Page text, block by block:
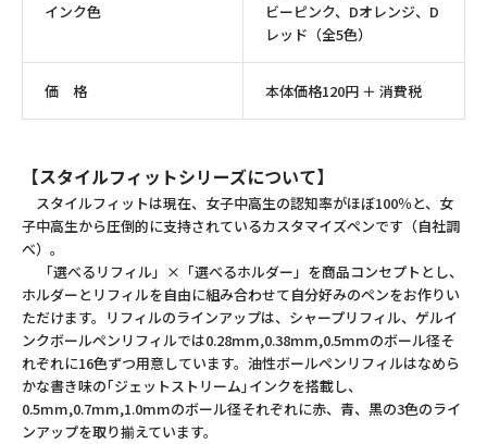
インク色
ビーピンク、Dオレンジ、D
レッド（全5色）
価 格 本体価格120円 ＋ 消費税
【スタイルフィットシリーズについて】
スタイルフィットは現在、女子中高生の認知率がほぼ100％と、女
子中高生から圧倒的に支持されているカスタマイズペンです（自社調
べ）。
「選べるリフィル」×「選べるホルダー」を商品コンセプトとし、
ホルダーとリフィルを自由に組み合わせて自分好みのペンをお作りい
ただけます。リフィルのラインアップは、シャープリフィル、ゲルイ
ンクボールペンリフィルでは0.28mm,0.38mm,0.5mmのボール径そ
れぞれに16色ずつ用意しています。油性ボールペンリフィルはなめら
かな書き味の｢ジェットストリーム｣インクを搭載し、
0.5mm,0.7mm,1.0mmのボール径それぞれに赤、青、黒の3色のライ
ンアップを取り揃えています。